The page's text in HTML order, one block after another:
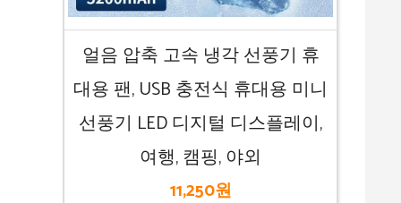
얼음 압축 고속 냉각 선풍기 휴
대용 팬, USB 충전식 휴대용 미니
선풍기 LED 디지털 디스플레이,
여행, 캠핑, 야외
11,250원